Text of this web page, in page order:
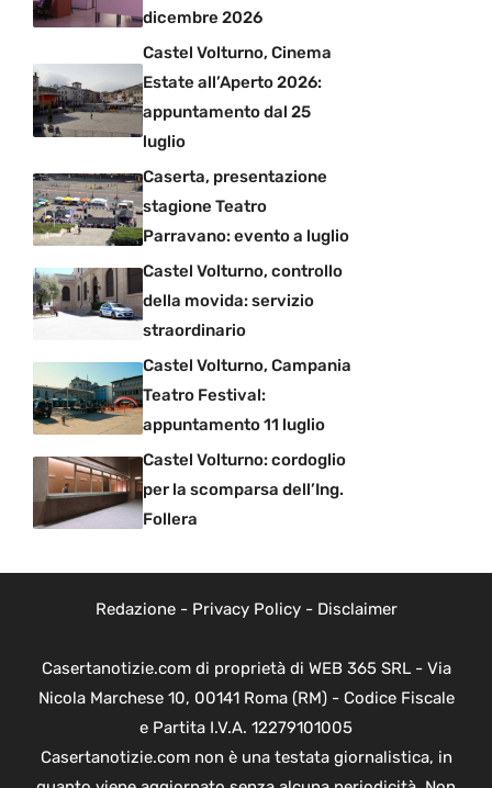
dicembre 2026
Castel Volturno, Cinema
Estate all’Aperto 2026:
appuntamento dal 25
luglio
Caserta, presentazione
stagione Teatro
Parravano: evento a luglio
Castel Volturno, controllo
della movida: servizio
straordinario
Castel Volturno, Campania
Teatro Festival:
appuntamento 11 luglio
Castel Volturno: cordoglio
per la scomparsa dell’Ing.
Follera
Redazione- Privacy Policy- Disclaimer
Casertanotizie.com di proprietà di WEB 365 SRL - Via
Nicola Marchese 10, 00141 Roma (RM) - Codice Fiscale
e Partita I.V.A. 12279101005
Casertanotizie.com non è una testata giornalistica, in